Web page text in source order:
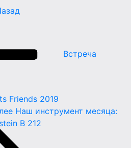
Встреча
Friends 2019
Наш инструмент месяца:
B 212